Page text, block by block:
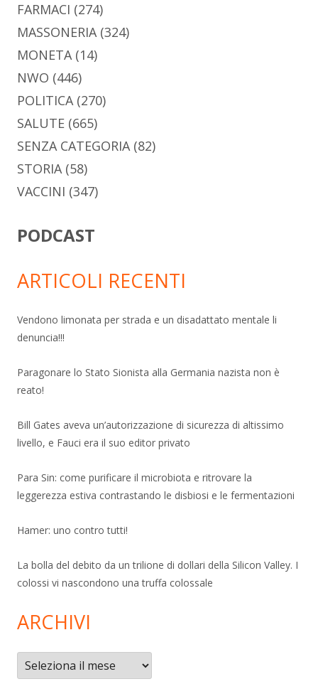
FARMACI (274)
MASSONERIA(324)
MONETA(14)
NWO (446)
POLITICA(270)
SALUTE (665)
SENZA CATEGORIA(82)
STORIA(58)
VACCINI (347)
PODCAST
ARTICOLI RECENTI
Vendono limonata per strada e un disadattato mentale li
denuncia!!!
Paragonare lo Stato Sionista alla Germania nazista non è
reato!
Bill Gates aveva un’autorizzazione di sicurezza di altissimo
livello, e Fauci era il suo editor privato
Para Sin: come purificare il microbiota e ritrovare la
leggerezza estiva contrastando le disbiosi e le fermentazioni
Hamer: uno contro tutti!
La bolla del debito da un trilione di dollari della Silicon Valley. I
colossi vi nascondono una truffa colossale
ARCHIVI
Archivi